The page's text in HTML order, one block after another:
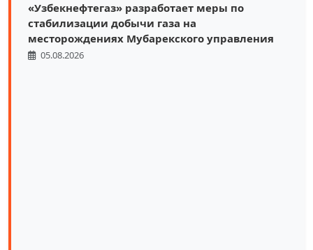
«Узбекнефтегаз» разработает меры по
стабилизации добычи газа на
месторождениях Мубарекского управления
05.08.2026